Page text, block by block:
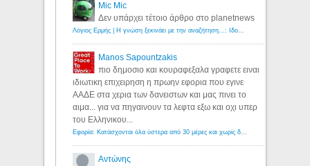
Mic Mic
Δεν υπάρχει τέτοιο άρθρο στο planetnews
Λόγιος Ερμής | Η γνώση ξεκινάει με την αναζήτηση...: Ιδού οι 18 που χρωστούν 11 δις ευρώ!
Manos Sapountzakis
πιο δημοσιο και κουραφεξαλα γραφετε ειναι
ιδιωτικη επιχειρηση η πρωην εφορια που εγινε
ΑΑΔΕ στα χερια των δανειστων και μας πινει το
αιμα... για να πηγαινουν τα λεφτα εξω και οχι υπερ
του Ελληνικου...
Εφορία: Κατάσχονται όλα ύστερα από 30 μέρες και χωρίς δικαστικές αποφάσεις - Λόγιος Ερμής
Αντώνης